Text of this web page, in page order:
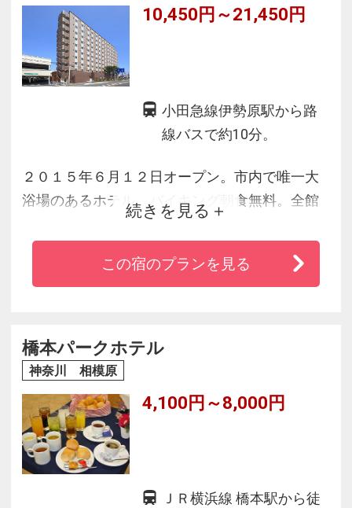
10,450円～21,450円
小田急線伊勢原駅から路
線バスで約10分。
２０１５年６月１２日オープン。市内で唯一大
浴場のあるホテル。バイキング朝食無料。全館
Ｗｉ‐Ｆｉ接続可。駐車場１１９台無料。日帰り
ハイキングも楽しめる人気観光スポット大山
（おおやま）まで車で約２０分。今春開業５０
喫することが出来ます。朝食の焼立てパンも大
変ご好評頂いてます。
続きを見る
この宿のプランを見る
橋本パークホテル
神奈川 相模原
4,100円～8,000円
ＪＲ横浜線 橋本駅から徒